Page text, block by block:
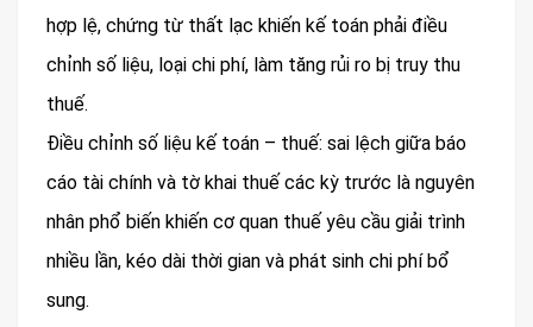
hợp lệ, chứng từ thất lạc khiến kế toán phải điều
chỉnh số liệu, loại chi phí, làm tăng rủi ro bị truy thu
thuế.
Điều chỉnh số liệu kế toán – thuế: sai lệch giữa báo
cáo tài chính và tờ khai thuế các kỳ trước là nguyên
nhân phổ biến khiến cơ quan thuế yêu cầu giải trình
nhiều lần, kéo dài thời gian và phát sinh chi phí bổ
sung.